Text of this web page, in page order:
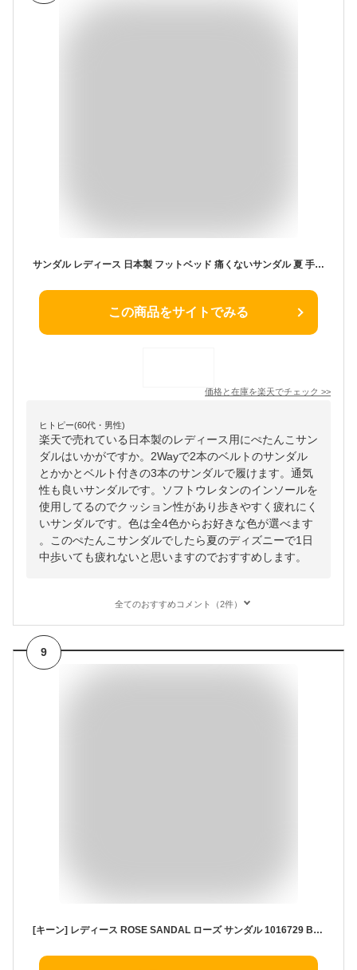
サンダル レディース 日本製 フットベッド 痛くないサンダル 夏 手染めベルト 2WAY やわらかソール 歩きやすい 素足 疲れない靴 つっかけ ぺたんこ アンクルストラップ マーレマーレ S/M/L/LL ▼7/7 10時～再再販 2025SSver.
この商品をサイトでみる
価格と在庫を楽天でチェック >>
ヒトピー(60代・男性)
楽天で売れている日本製のレディース用にぺたんこサン
ダルはいかがですか。2Wayで2本のベルトのサンダル
とかかとベルト付きの3本のサンダルで履けます。通気
性も良いサンダルです。ソフトウレタンのインソールを
使用してるのでクッション性があり歩きやすく疲れにく
いサンダルです。色は全4色からお好きな色が選べます
。このぺたんこサンダルでしたら夏のディズニーで1日
中歩いても疲れないと思いますのでおすすめします。
全てのおすすめコメント（2件）
9
[キーン] レディース ROSE SANDAL ローズ サンダル 1016729 BRINDLE/SHITAKE 24.5 cm